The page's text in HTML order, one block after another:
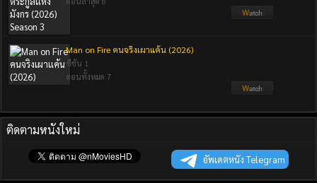
Man on Fire คนจริงเผาแค้น (2026)
ซีซัน 1
ตอนทั้งหมด 7
ติดตามหนังใหม่
อัพเดตหนัง Telegram